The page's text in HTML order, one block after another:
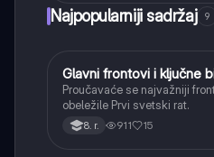
Najpopularniji sadržaj 9
Istorija
Glavni frontovi i ključne
Proučavaće se najvažniji
obeležile Prvi svetski rat.
8. r. 911 15